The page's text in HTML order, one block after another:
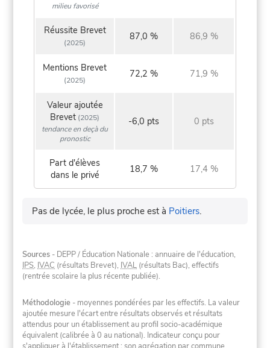
milieu favorisé
Réussite Brevet
(2025)
87,0 % 86,9 %
Mentions Brevet
(2025)
72,2 % 71,9 %
Valeur ajoutée
Brevet (2025)
tendance en deçà du
pronostic
-6,0 pts 0 pts
Part d'élèves
dans le privé
18,7 % 17,4 %
Pas de lycée, le plus proche est à Poitiers.
Sources - DEPP / Éducation Nationale : annuaire de l'éducation,
IPS, IVAC (résultats Brevet), IVAL (résultats Bac), effectifs
(rentrée scolaire la plus récente publiée).
Méthodologie - moyennes pondérées par les effectifs. La valeur
ajoutée mesure l'écart entre résultats observés et résultats
attendus pour un établissement au profil socio-académique
équivalent (calibrée à 0 au national). Indicateur conçu pour